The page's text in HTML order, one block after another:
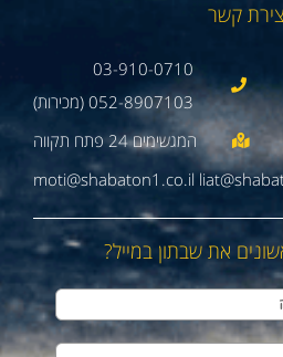
קשר
03-910-0710
052-8907103 (מכירות)
moti@shabaton1.co.il
את שבתון במייל?